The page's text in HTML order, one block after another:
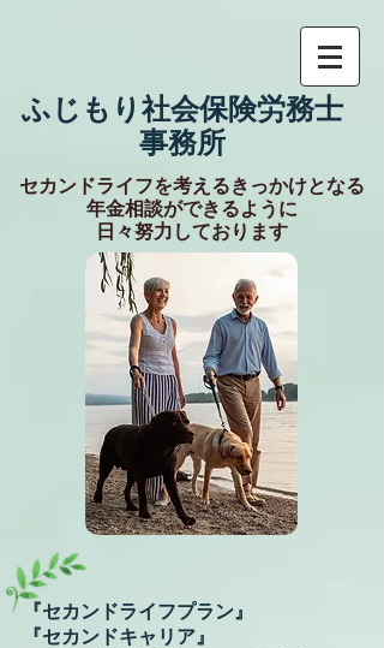
​ふじもり社会保険労務士
事務所
​セカンドライフを考えるきっかけとなる
​年金相談ができるように
日々努力しております​
『セカンドライフプラン』
『セカンドキャリア』